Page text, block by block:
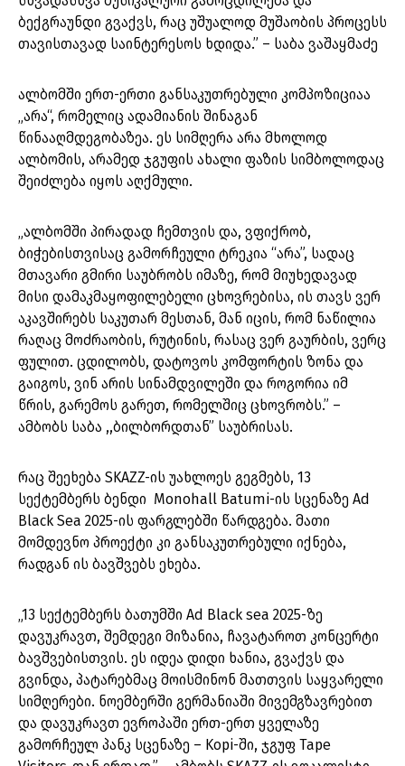
ბექგრაუნდი გვაქვს, რაც უშუალოდ მუშაობის პროცესს
თავისთავად საინტერესოს ხდიდა.” – საბა ვაშაყმაძე
ალბომში ერთ-ერთი განსაკუთრებული კომპოზიციაა
„არა“, რომელიც ადამიანის შინაგან
წინააღმდეგობაზეა. ეს სიმღერა არა მხოლოდ
ალბომის, არამედ ჯგუფის ახალი ფაზის სიმბოლოდაც
შეიძლება იყოს აღქმული.
„ალბომში პირადად ჩემთვის და, ვფიქრობ,
ბიჭებისთვისაც გამორჩეული ტრეკია “არა”, სადაც
მთავარი გმირი საუბრობს იმაზე, რომ მიუხედავად
მისი დამაკმაყოფილებელი ცხოვრებისა, ის თავს ვერ
აკავშირებს საკუთარ მესთან, მან იცის, რომ ნაწილია
რაღაც მოძრაობის, რუტინის, რასაც ვერ გაურბის, ვერც
ფულით. ცდილობს, დატოვოს კომფორტის ზონა და
გაიგოს, ვინ არის სინამდვილეში და როგორია იმ
წრის, გარემოს გარეთ, რომელშიც ცხოვრობს.” –
ამბობს საბა ,,ბილბორდთან” საუბრისას.
რაც შეეხება SKAZZ-ის უახლოეს გეგმებს, 13
სექტემბერს ბენდი Monohall Batumi-ის სცენაზე Ad
Black Sea 2025-ის ფარგლებში წარდგება. მათი
მომდევნო პროექტი კი განსაკუთრებული იქნება,
რადგან ის ბავშვებს ეხება.
„13 სექტემბერს ბათუმში Ad Black sea 2025-ზე
დავუკრავთ, შემდეგი მიზანია, ჩავატაროთ კონცერტი
ბავშვებისთვის. ეს იდეა დიდი ხანია, გვაქვს და
გვინდა, პატარებმაც მოისმინონ მათთვის საყვარელი
სიმღერები. ნოემბერში გერმანიაში მივემგზავრებით
და დავუკრავთ ევროპაში ერთ-ერთ ყველაზე
გამორჩეულ პანკ სცენაზე – Kopi-ში, ჯგუფ Tape